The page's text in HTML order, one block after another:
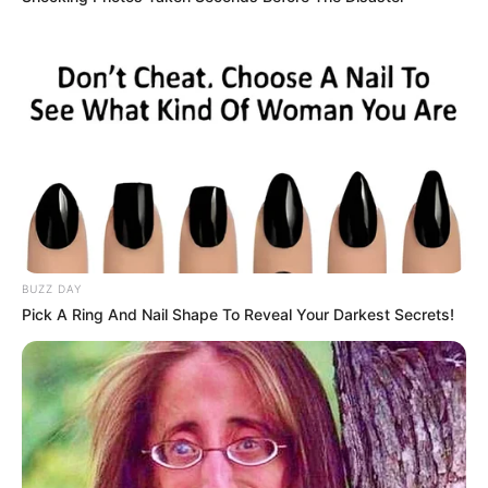
Όλα τα κείμενα και οι εικόνες είναι πνευματική ιδιοκτησία του
γραπτή άδεια του δημιουργού τους. Με επιφύλαξη κάθε νόμιμου
δικαιώματος. Διαβάστε την
Πολιτική Απορρήτου
του website πριν
να το χρησιμοποιήσετε, καθώς χρησιμοποιώντας το την
αποδέχεστε. Ο ιστότοπος διατηρεί το δικαίωμα να τροποποιήσει
τους όρους χρήσης.
Επικοινωνήστε μαζί μας:nikolaosgeor@gmail.com
@2022 - nikolaosanaximandros.gr. All Right Reserved. Designed and
BUZZ DAY
Pick A Ring And Nail Shape To Reveal Your Darkest Secrets!